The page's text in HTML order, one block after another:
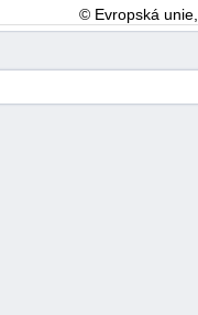
© Evropská unie,